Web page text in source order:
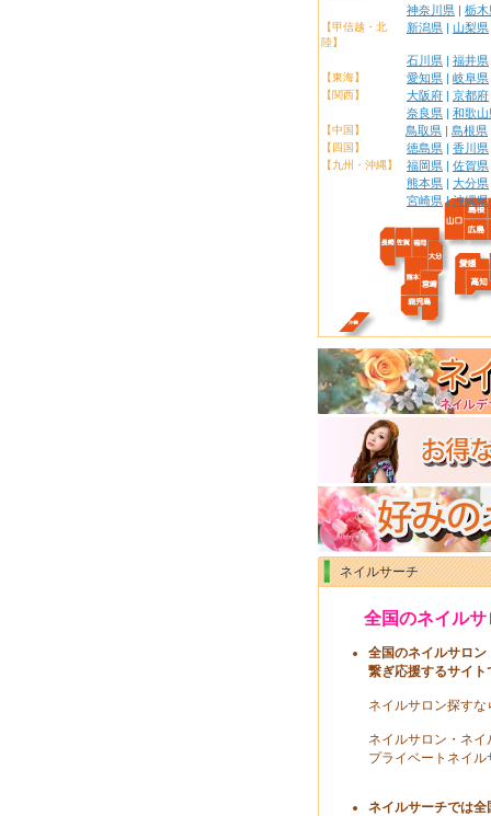
神奈川県 | 栃木
【甲信越・北
陸】
新潟県 | 山梨県
石川県 | 福井県
【東海】 愛知県 | 岐阜県
【関西】 大阪府 | 京都府
奈良県 | 和歌山
【中国】 鳥取県 | 島根県
【四国】 徳島県 | 香川県
【九州・沖縄】 福岡県 | 佐賀県
熊本県 | 大分県
宮崎県|沖縄県
ネイルサーチ
全国のネイル
全国のネイルサロ
繋ぎ応援するサイト
ネイルサロン探す
ネイルサロン・ネ
プライベートネイ
ネイルサーチでは